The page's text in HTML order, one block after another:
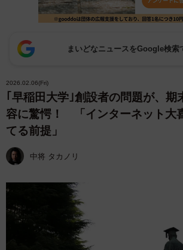
まいどなニュースをGoogle検索
2026.02.06(Fri)
｢早稲田大学｣創設者の問題が、
容に驚愕！ 「インターネット大
てる前提」
中将 タカノリ